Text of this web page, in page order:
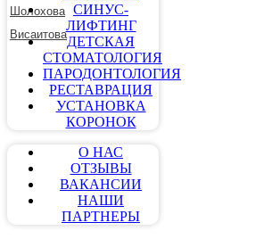
Шолохова
Висаитова
СИНУС-
ЛИФТИНГ
ДЕТСКАЯ
СТОМАТОЛОГИЯ
ПАРОДОНТОЛОГИЯ
РЕСТАВРАЦИЯ
УСТАНОВКА
КОРОНОК
О НАС
ОТЗЫВЫ
ВАКАНСИИ
НАШИ
ПАРТНЕРЫ